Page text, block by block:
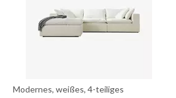
Modernes, weißes, 4-teiliges